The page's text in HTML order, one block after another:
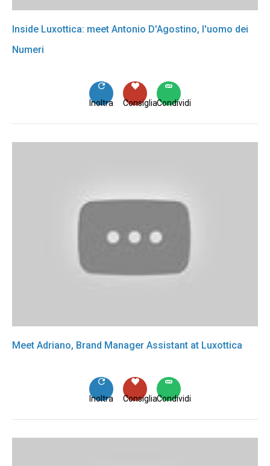
Inside Luxottica: meet Antonio D'Agostino, l'uomo dei
Numeri
Condividi
Consiglia
Inoltra
Meet Adriano, Brand Manager Assistant at Luxottica
Condividi
Consiglia
Inoltra